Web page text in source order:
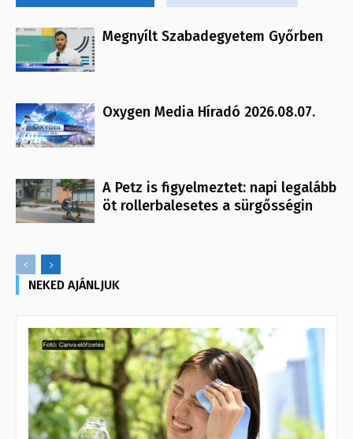
Megnyílt Szabadegyetem Győrben
Oxygen Media Híradó 2026.08.07.
A Petz is figyelmeztet: napi legalább
öt rollerbalesetes a sürgősségin
NEKED AJÁNLJUK